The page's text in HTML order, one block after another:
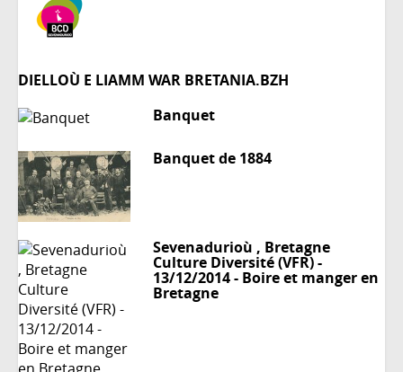
DIELLOÙ E LIAMM WAR BRETANIA.BZH
Banquet
Banquet de 1884
Sevenadurioù , Bretagne
Culture Diversité (VFR) -
13/12/2014 - Boire et manger en
Bretagne